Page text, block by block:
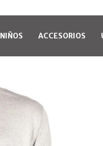
NIÑOS ACCESORIOS